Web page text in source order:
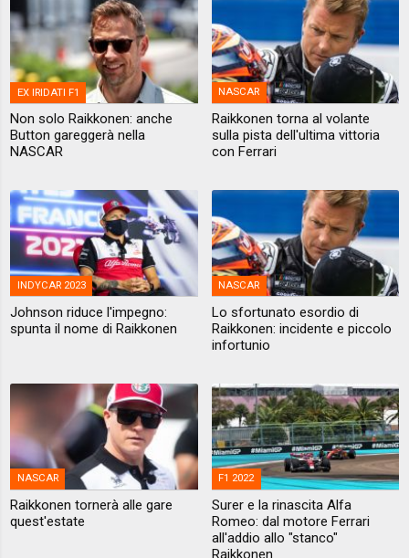
EX IRIDATI F1
Non solo Raikkonen: anche
Button gareggerà nella
NASCAR
NASCAR
Raikkonen torna al volante
sulla pista dell'ultima vittoria
con Ferrari
INDYCAR 2023
Johnson riduce l'impegno:
spunta il nome di Raikkonen
NASCAR
Lo sfortunato esordio di
Raikkonen: incidente e piccolo
infortunio
NASCAR
Raikkonen tornerà alle gare
quest'estate
F1 2022
Surer e la rinascita Alfa
Romeo: dal motore Ferrari
all'addio allo "stanco"
Raikkonen